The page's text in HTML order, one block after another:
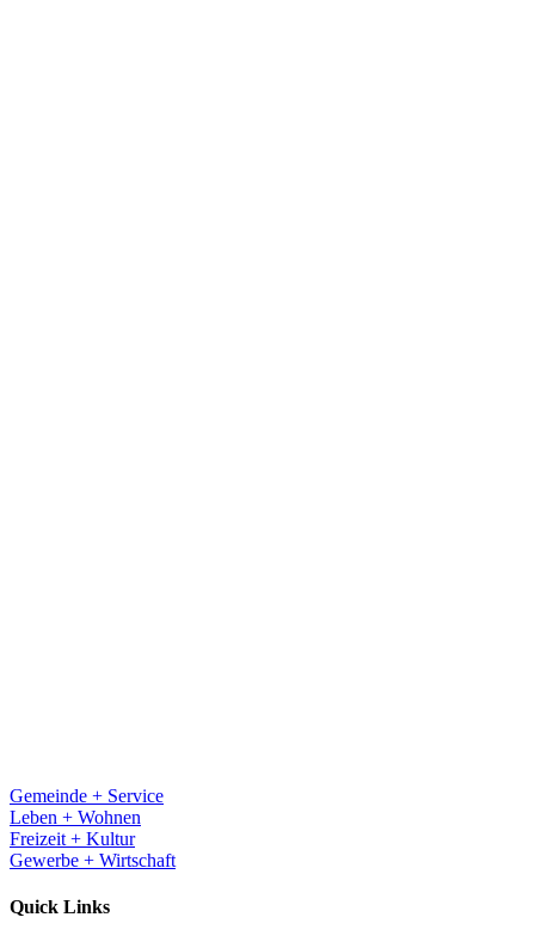
Gemeinde + Service
Leben + Wohnen
Freizeit + Kultur
Gewerbe + Wirtschaft
Quick Links